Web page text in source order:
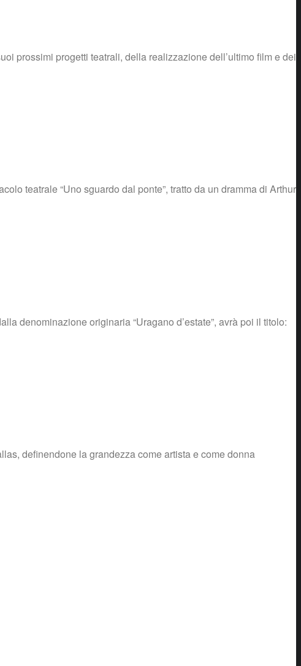
prossimi progetti teatrali, della realizzazione dell’ultimo film e dei
teatrale “Uno sguardo dal ponte”, tratto da un dramma di Arthur
denominazione originaria “Uragano d’estate”, avrà poi il titolo:
definendone la grandezza come artista e come donna